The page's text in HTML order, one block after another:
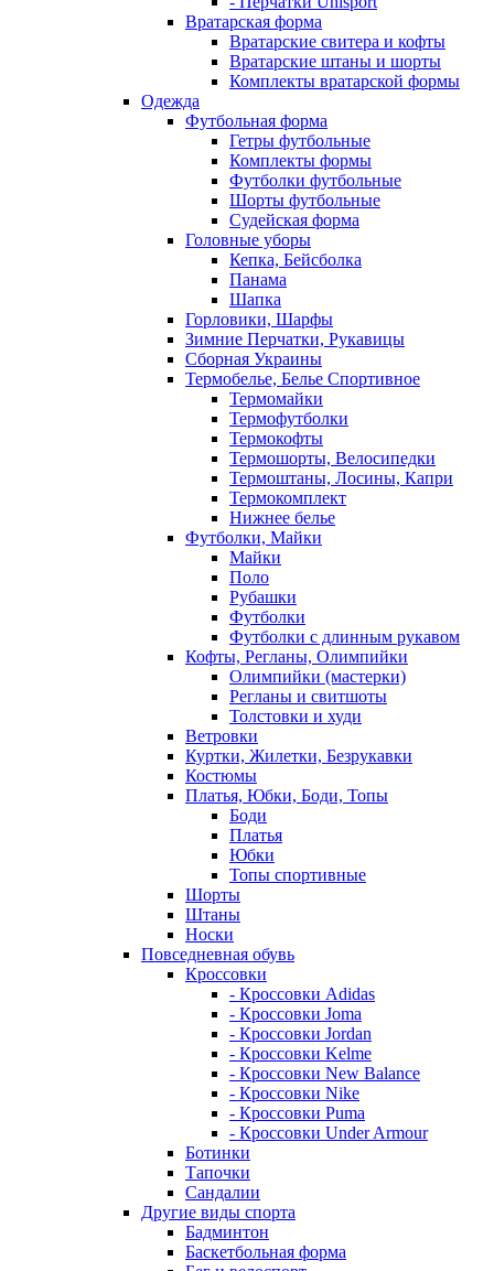
Вратарская форма
Вратарские свитера и кофты
Вратарские штаны и шорты
Комплекты вратарской формы
Одежда
Футбольная форма
Гетры футбольные
Комплекты формы
Футболки футбольные
Шорты футбольные
Судейская форма
Головные уборы
Кепка, Бейсболка
Панама
Шапка
Горловики, Шарфы
Зимние Перчатки, Рукавицы
Сборная Украины
Термобелье, Белье Спортивное
Термомайки
Термофутболки
Термокофты
Термошорты, Велосипедки
Термоштаны, Лосины, Капри
Термокомплект
Нижнее белье
Футболки, Майки
Майки
Поло
Рубашки
Футболки
Футболки с длинным рукавом
Кофты, Регланы, Олимпийки
Олимпийки (мастерки)
Регланы и свитшоты
Толстовки и худи
Ветровки
Куртки, Жилетки, Безрукавки
Костюмы
Платья, Юбки, Боди, Топы
Боди
Платья
Юбки
Топы спортивные
Шорты
Штаны
Носки
Повседневная обувь
Кроссовки
- Кроссовки Adidas
- Кроссовки Joma
- Кроссовки Jordan
- Кроссовки Kelme
- Кроссовки New Balance
- Кроссовки Nike
- Кроссовки Puma
- Кроссовки Under Armour
Ботинки
Тапочки
Сандалии
Другие виды спорта
Бадминтон
Баскетбольная форма